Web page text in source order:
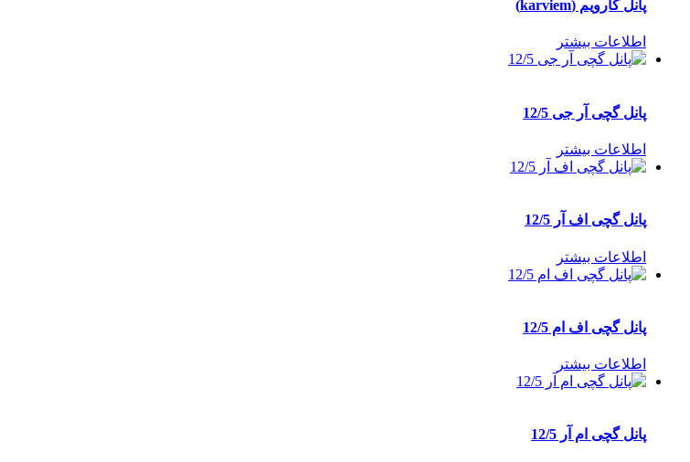
پانل کارویم (karviem)
اطلاعات بیشتر
پانل گچی آر جی 12/5
اطلاعات بیشتر
پانل گچی اف آر 12/5
اطلاعات بیشتر
پانل گچی اف ام 12/5
اطلاعات بیشتر
پانل گچی ام آر 12/5